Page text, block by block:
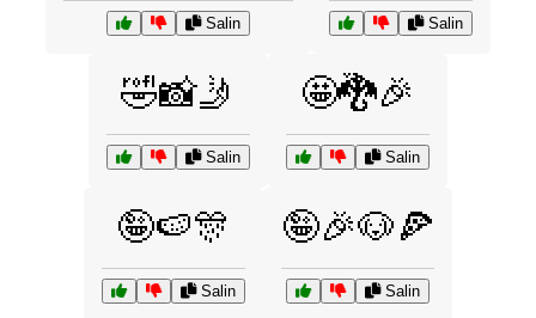
Salin Salin
🤣📸🤳
Salin
🤩🐉🎉
Salin
🤪🍉🎊
Salin
🤪🎉🐶🍕
Salin